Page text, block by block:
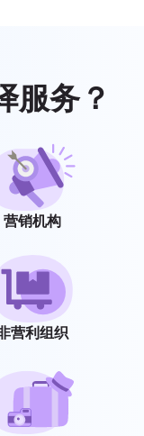
服务？
营销机构
营利组织